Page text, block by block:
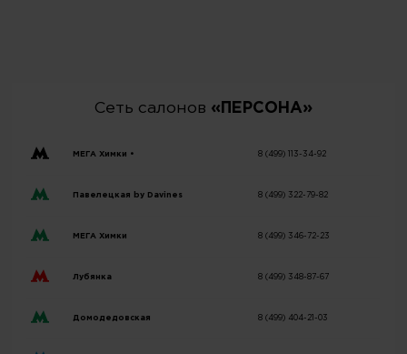
Сеть салонов «ПЕРСОНА»
МЕГА Химки • 8 (499) 113-34-92
Павелецкая by Davines 8 (499) 322-79-82
МЕГА Химки 8 (499) 346-72-23
Лубянка 8 (499) 348-87-67
Домодедовская 8 (499) 404-21-03